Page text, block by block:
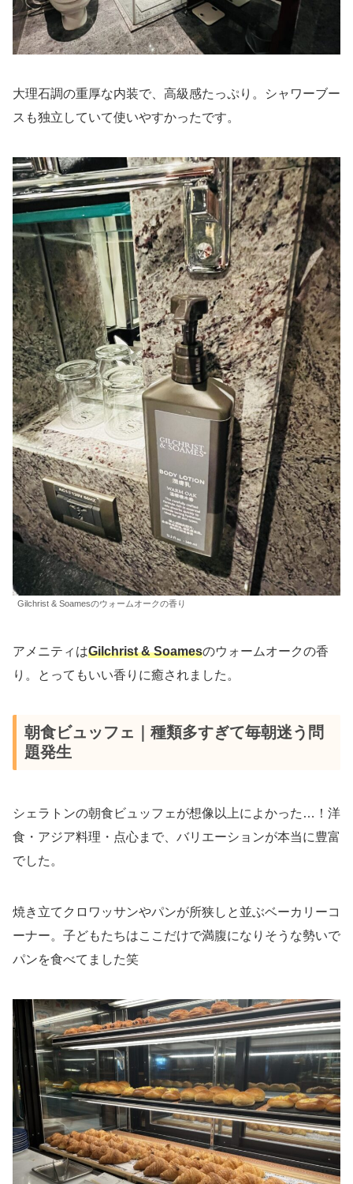
大理石調の重厚な内装で、高級感たっぷり。シャワーブー
スも独立していて使いやすかったです。
Gilchrist & Soamesのウォームオークの香り
アメニティはGilchrist & Soamesのウォームオークの香
り。とってもいい香りに癒されました。
朝食ビュッフェ｜種類多すぎて毎朝迷う問
題発生
シェラトンの朝食ビュッフェが想像以上によかった…！洋
食・アジア料理・点心まで、バリエーションが本当に豊富
でした。
焼き立てクロワッサンやパンが所狭しと並ぶベーカリーコ
ーナー。子どもたちはここだけで満腹になりそうな勢いで
パンを食べてました笑